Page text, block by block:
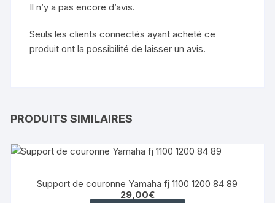
Il n’y a pas encore d’avis.
Seuls les clients connectés ayant acheté ce
produit ont la possibilité de laisser un avis.
PRODUITS SIMILAIRES
Support de couronne Yamaha fj 1100 1200 84 89
29,00€